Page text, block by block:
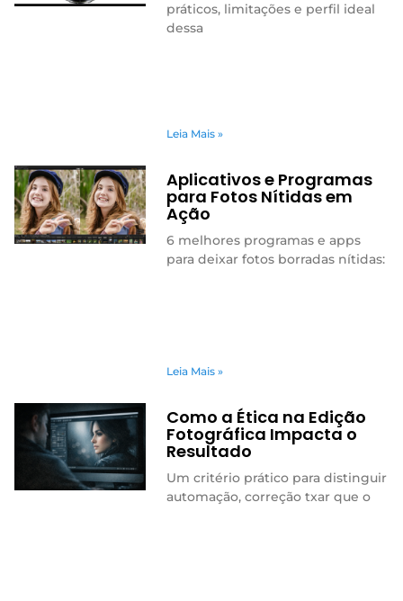
práticos, limitações e perfil ideal
dessa
Leia Mais »
Aplicativos e Programas
para Fotos Nítidas em
Ação
6 melhores programas e apps
para deixar fotos borradas nítidas:
Leia Mais »
Como a Ética na Edição
Fotográfica Impacta o
Resultado
Um critério prático para distinguir
automação, correção txar que o